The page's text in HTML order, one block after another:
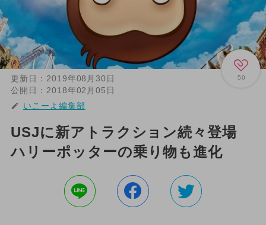
50
更新日： 2019年08月30日
公開日： 2018年02月05日
いこーよ編集部
USJに新アトラクション続々登場
ハリーポッターの乗り物も進化